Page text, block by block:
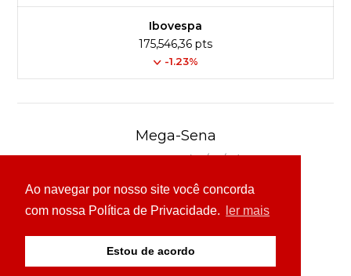
Ao navegar por nosso site você concorda
com nossa Política de Privacidade.
ler mais
Estou de acordo
Ibovespa
175,546,36 pts
-1.23%
Mega-Sena
Concurso 3041 (06/08/26)
16 21 24 31 43